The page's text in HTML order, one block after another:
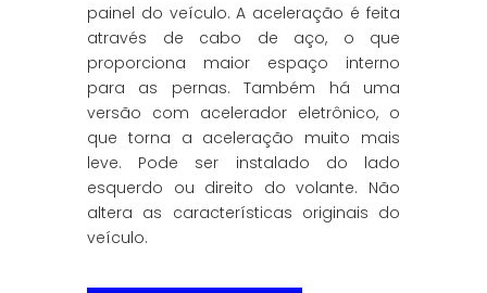
painel do veículo. A aceleração é feita
através de cabo de aço, o que
proporciona maior espaço interno
para as pernas. Também há uma
versão com acelerador eletrônico, o
que torna a aceleração muito mais
leve. Pode ser instalado do lado
esquerdo ou direito do volante. Não
altera as características originais do
veículo.